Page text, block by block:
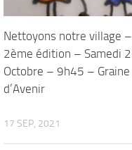
Nettoyons notre village –
2ème édition – Samedi 2
Octobre – 9h45 – Graine
d’Avenir
17 SEP, 2021